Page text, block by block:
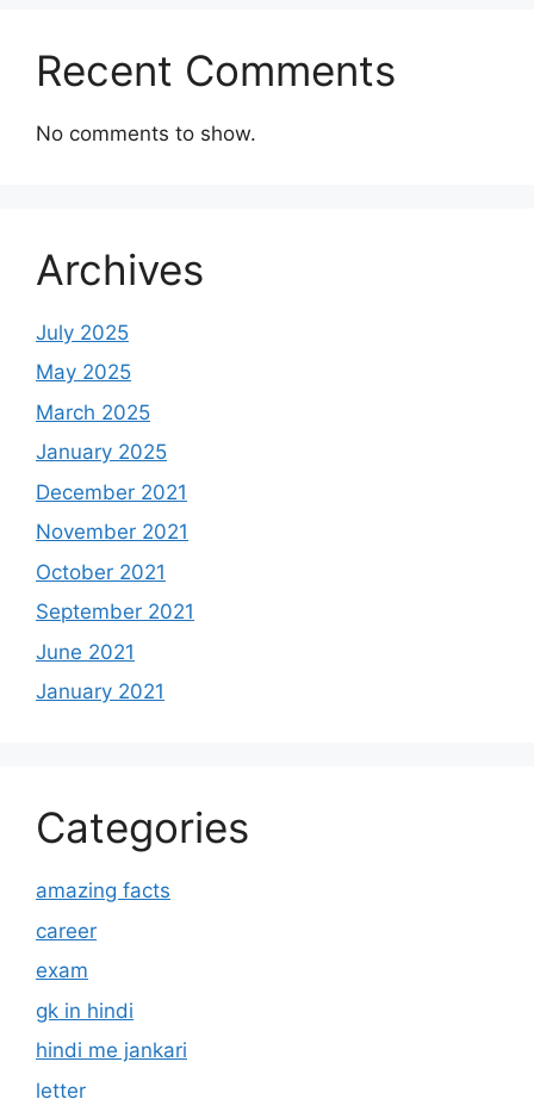
Recent Comments
No comments to show.
Archives
July 2025
May 2025
March 2025
January 2025
December 2021
November 2021
October 2021
September 2021
June 2021
January 2021
Categories
amazing facts
career
exam
gk in hindi
hindi me jankari
letter